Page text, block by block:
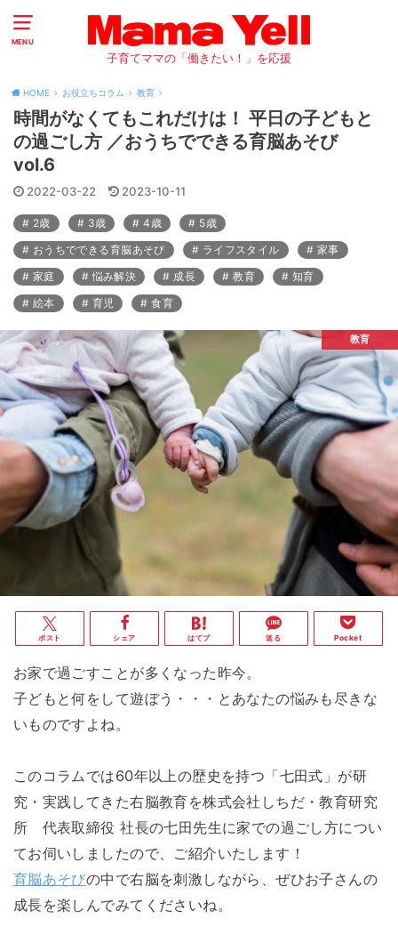
MENU
子育てママの「働きたい！」を応援
HOME お役立ちコラム 教育
時間がなくてもこれだけは！ 平日の子どもと
の過ごし方 ／おうちでできる育脳あそび
vol.6
2022-03-22 2023-10-11
2歳 3歳 4歳
5歳
おうちでできる育脳あそび
ライフスタイル
家事
家庭
悩み解決 成長 教育
知育
絵本
育児 食育
教育
ポスト シェア はてブ 送る Pocket
お家で過ごすことが多くなった昨今。
子どもと何をして遊ぼう・・・とあなたの悩みも尽きな
いものですよね。
このコラムでは60年以上の歴史を持つ「七田式」が研
究・実践してきた右脳教育を株式会社しちだ・教育研究
所 代表取締役 社長の七田先生に家での過ごし方につい
てお伺いしましたので、ご紹介いたします！
育脳あそびの中で右脳を刺激しながら、ぜひお子さんの
成長を楽しんでみてくださいね。